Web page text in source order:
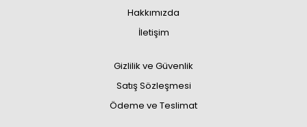
Hakkımızda
İletişim
Gizlilik ve Güvenlik
Satış Sözleşmesi
Ödeme ve Teslimat